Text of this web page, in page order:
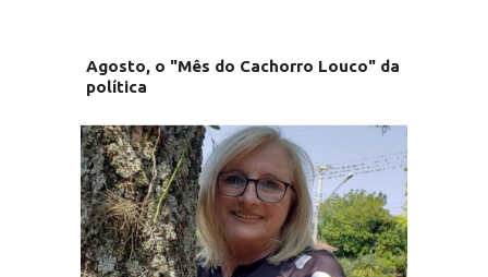
Agosto, o "Mês do Cachorro Louco" da
política